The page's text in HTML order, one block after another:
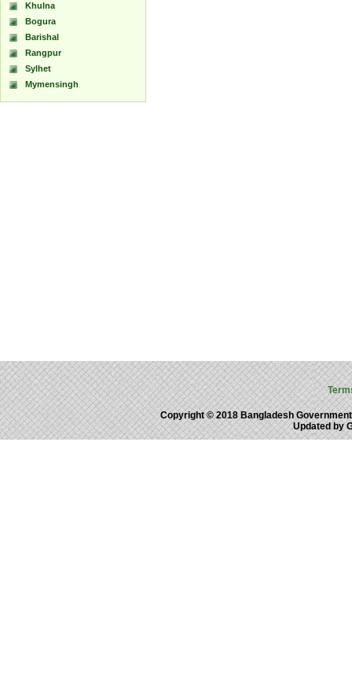
Khulna
Bogura
Barishal
Rangpur
Sylhet
Mymensingh
Copyright © 2018 Bangladesh
Updated by